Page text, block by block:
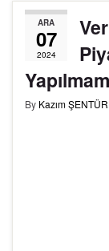
ARA
07
2024
By Kazım